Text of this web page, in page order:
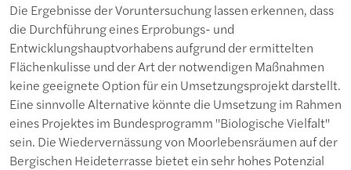
Die Ergebnisse der Voruntersuchung lassen erkennen, dass
die Durchführung eines Erprobungs- und
Entwicklungshauptvorhabens aufgrund der ermittelten
Flächenkulisse und der Art der notwendigen Maßnahmen
keine geeignete Option für ein Umsetzungsprojekt darstellt.
Eine sinnvolle Alternative könnte die Umsetzung im Rahmen
eines Projektes im Bundesprogramm "Biologische Vielfalt"
sein. Die Wiedervernässung von Moorlebensräumen auf der
Bergischen Heideterrasse bietet ein sehr hohes Potenzial